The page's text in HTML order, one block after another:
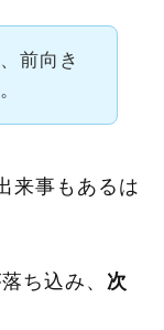
前向き
来事もあるは
ち込み、 次